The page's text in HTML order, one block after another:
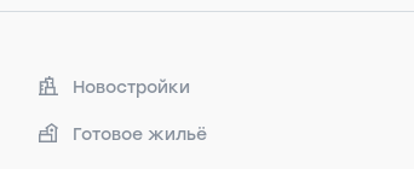
Новостройки
Готовое жильё